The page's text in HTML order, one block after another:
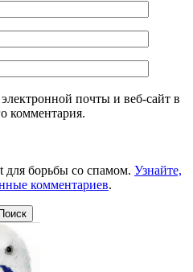
почты и веб-сайт в
комментария.
для борьбы со спамом. Узнайте,
комментариев.